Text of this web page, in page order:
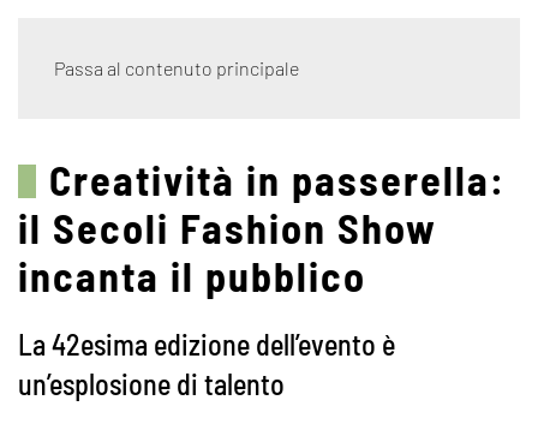
Passa al contenuto principale
Creatività in passerella:
il Secoli Fashion Show
incanta il pubblico
La 42esima edizione dell’evento è
un’esplosione di talento